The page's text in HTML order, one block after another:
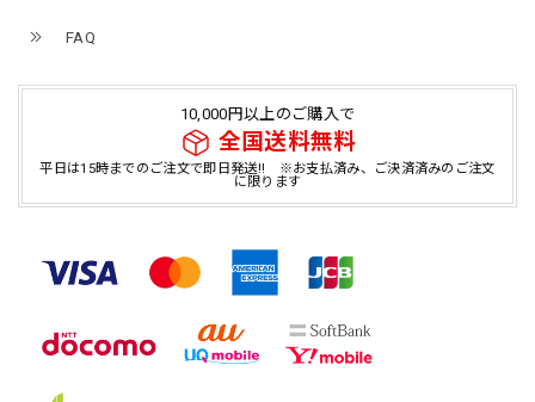
FAQ
10,000円以上のご購入で
全国送料無料
平日は15時までのご注文で即日発送!! ※お支払済み、ご決済済みのご注文
に限ります